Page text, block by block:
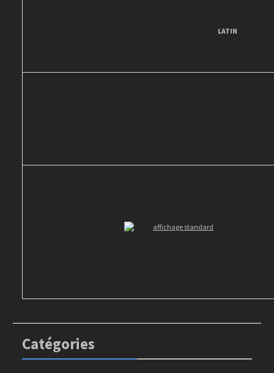
LATIN
Catégories